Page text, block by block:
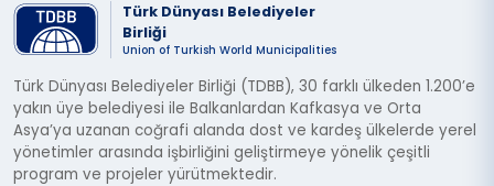
Türk Dünyası Belediyeler
Birliği
Union of Turkish World Municipalities
Türk Dünyası Belediyeler Birliği (TDBB), 30 farklı ülkeden 1.200’e
yakın üye belediyesi ile Balkanlardan Kafkasya ve Orta
Asya’ya uzanan coğrafi alanda dost ve kardeş ülkelerde yerel
yönetimler arasında işbirliğini geliştirmeye yönelik çeşitli
program ve projeler yürütmektedir.